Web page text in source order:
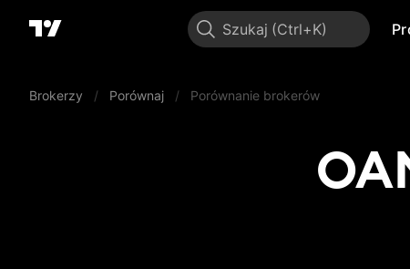
Szukaj
Brokerzy / Porównaj / Porównanie brokerów